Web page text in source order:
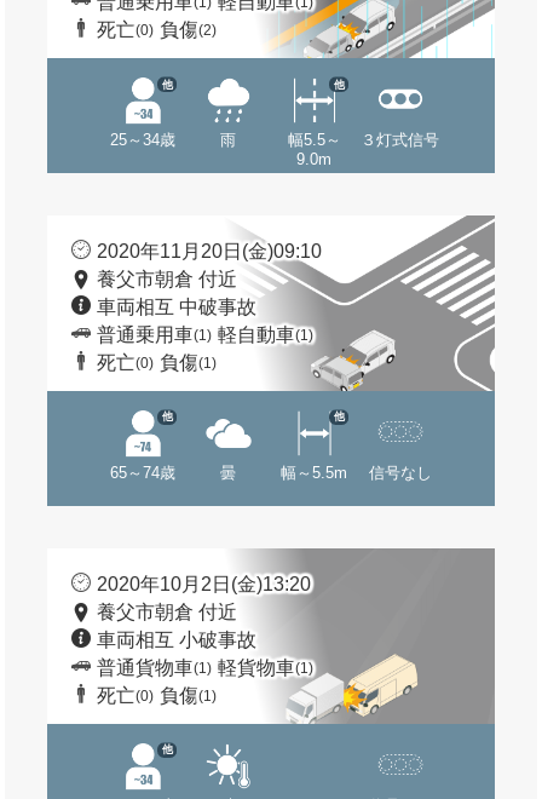
死亡(0) 負傷(2)
25～34歳
他
雨
幅5.5～
9.0m
他
３灯式信号
2020年11月20日(金)09:10
養父市朝倉 付近
車両相互 中破事故
普通乗用車(1) 軽自動車(1)
死亡(0) 負傷(1)
65～74歳
他
曇 幅～5.5m
他
信号なし
2020年10月2日(金)13:20
養父市朝倉 付近
車両相互 小破事故
普通貨物車(1) 軽貨物車(1)
死亡(0) 負傷(1)
他